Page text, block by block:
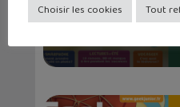
Le numéro d’été
Choisir les cookies Tout